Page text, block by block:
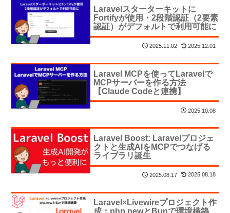
Laravelスターターキットに
Fortifyが使用・2段階認証（2要素
認証）がデフォルトで利用可能に
2025.11.02 2025.12.01
Laravel MCPを使ってLaravelで
MCPサーバーを作る方法
【Claude Codeと連携】
2025.10.08
Laravel Boost: Laravelプロジェ
クトと生成AIをMCPでつなげる
ライブラリ誕生
2025.08.17 2025.08.18
Laravel×Livewireプロジェクト作